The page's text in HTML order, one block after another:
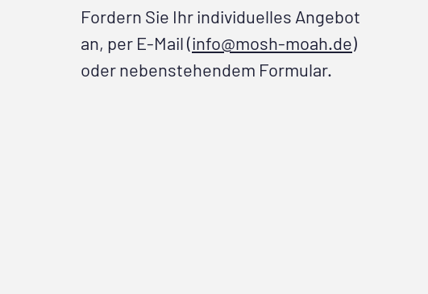
Fordern Sie Ihr individuelles Angebot
an, per E-Mail (info@mosh-moah.de)
oder nebenstehendem Formular.